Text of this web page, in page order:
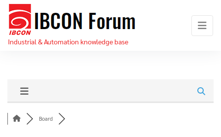
Skip
the
content
Industrial & Automation knowledge base
Board